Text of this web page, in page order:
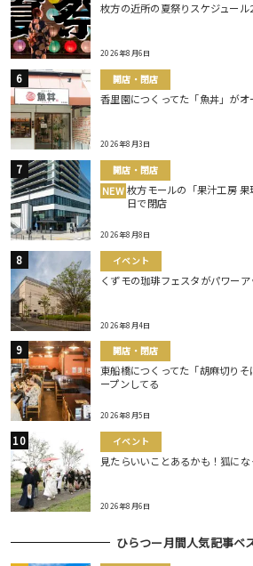
枚方の近所の夏祭りスケジュール
2026年8月6日
開店・閉店
香里園につくってた「魚丼」がオ
2026年8月3日
開店・閉店
NEW 枚方モールの「果汁工房
日で閉店
2026年8月8日
イベント
くずモの珈琲フェスタがパワー
2026年8月4日
開店・閉店
東船橋につくってた「胡麻切り
ープンしてる
2026年8月5日
イベント
見たらいいことあるかも！狐にな
2026年8月6日
ひらつー月間人気記事ベ